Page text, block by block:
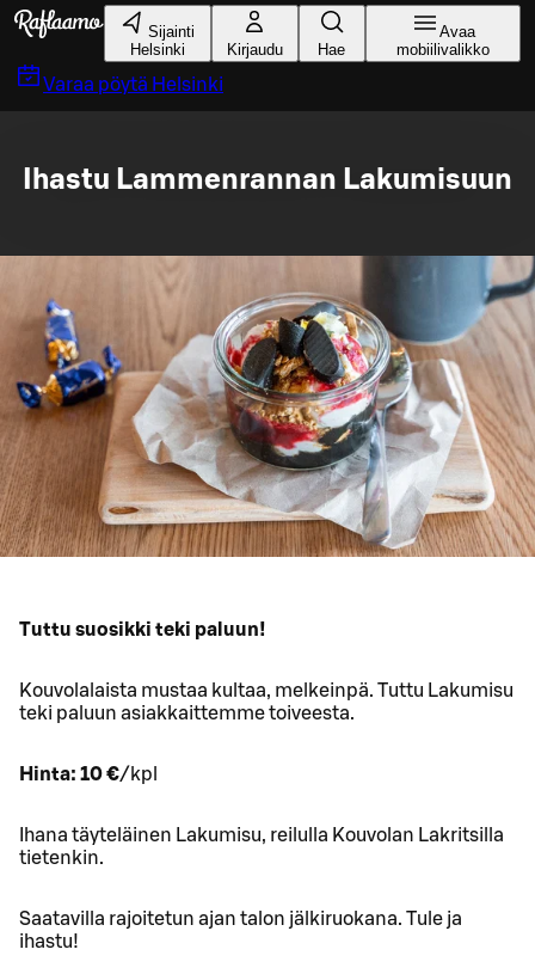
Siirry pääsisältöön
Sijainti
Helsinki
Kirjaudu Hae
Avaa
mobiilivalikko
Varaa pöytä Helsinki
Ihastu Lammenrannan Lakumisuun
Tuttu suosikki teki paluun!
Kouvolalaista mustaa kultaa, melkeinpä. Tuttu Lakumisu
teki paluun asiakkaittemme toiveesta.
Hinta: 10 €/kpl
Ihana täyteläinen Lakumisu, reilulla Kouvolan Lakritsilla
tietenkin.
Saatavilla rajoitetun ajan talon jälkiruokana. Tule ja
ihastu!